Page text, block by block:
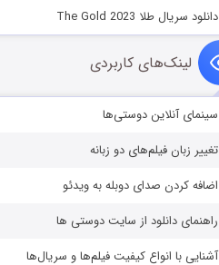
دانلود سریال طلا The Gold 2023
لینک‌های کاربردی
سینمای آنلاین دوستی‌ها
تغییر زبان فیلم‌های دو زبانه
اضافه کردن صدای دوبله به ویدئو
راهنمای دانلود از سایت دوستی ها
آشنایی با انواع کیفیت فیلم‌ها و سریال‌ها